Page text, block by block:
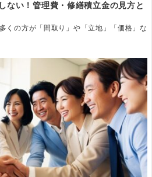
ない！管理費・修繕積立金の見方と
くの方が「間取り」や「立地」「価格」な